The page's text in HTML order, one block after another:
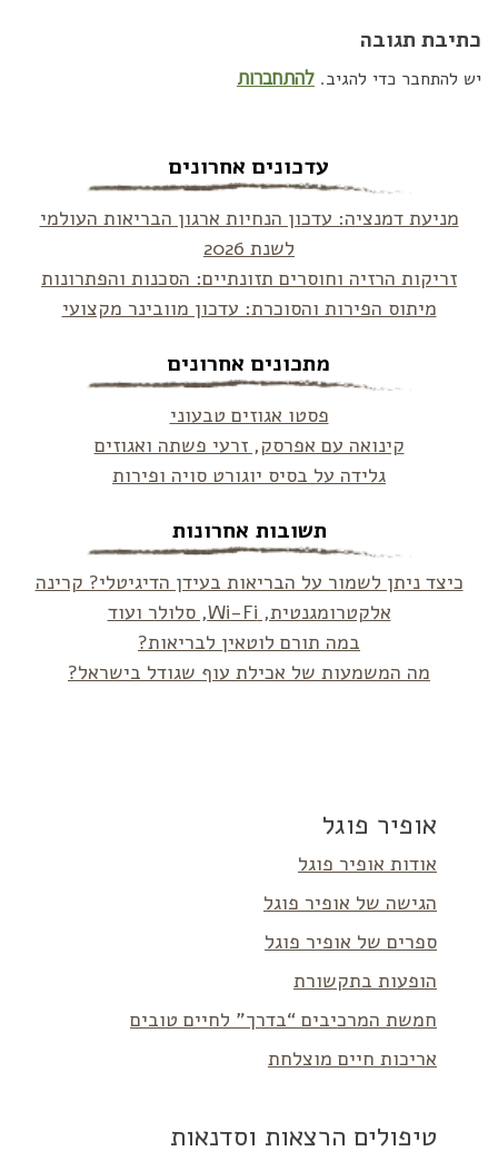
כתיבת תגובה
יש להתחבר כדי להגיב. להתחברות
עדכונים אחרונים
מניעת דמנציה: עדכון הנחיות ארגון הבריאות העולמי
לשנת 2026
זריקות הרזיה וחוסרים תזונתיים: הסכנות והפתרונות
מיתוס הפירות והסוכרת: עדכון מוובינר מקצועי
מתכונים אחרונים
פסטו אגוזים טבעוני
קינואה עם אפרסק, זרעי פשתה ואגוזים
גלידה על בסיס יוגורט סויה ופירות
תשובות אחרונות
כיצד ניתן לשמור על הבריאות בעידן הדיגיטלי? קרינה
אלקטרומגנטית, Wi-Fi, סלולר ועוד
במה תורם לוטאין לבריאות?
מה המשמעות של אכילת עוף שגודל בישראל?
אופיר פוגל
אודות אופיר פוגל
הגישה של אופיר פוגל
ספרים של אופיר פוגל
הופעות בתקשורת
חמשת המרכיבים “בדרך” לחיים טובים
אריכות חיים מוצלחת
טיפולים הרצאות וסדנאות